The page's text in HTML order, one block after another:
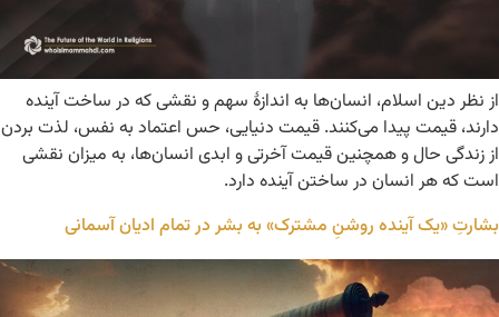
از نظر دین اسلام، انسان‌ها به اندازۀ سهم و نقشی که در ساخت آینده
دارند، قیمت پیدا می‌کنند. قیمت دنیایی، حس اعتماد به نفس، لذت بردن
از زندگی حال و همچنین قیمت آخرتی و ابدی انسان‌ها، به میزان نقشی
است که هر انسان در ساختن آینده دارد.
بشارتِ «یک آینده روشنِ مشترک» به بشر در تمام ادیان آسمانی